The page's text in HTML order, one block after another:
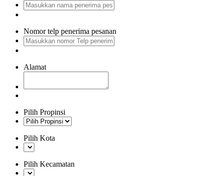
Nomor telp penerima pesanan
Alamat
Pilih Propinsi
Pilih Kota
Pilih Kecamatan